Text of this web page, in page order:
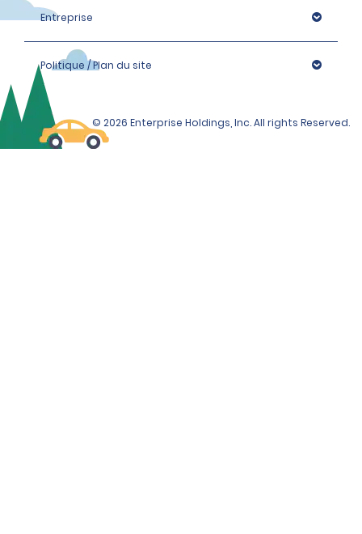
Entreprise
Politique / Plan du site
© 2026 Enterprise Holdings, Inc. All rights Reserved.